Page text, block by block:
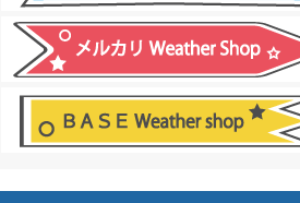
太陽光発電量の推算はじめました
気象情報通知サービス「お天気見張り番」開始
週間波浪図追加しました。
予報士通信講座に解析ツール追加！！
専門天気図アーカイブ開始！！